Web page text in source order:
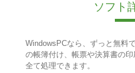
ソフト
WindowsPCなら、ずっと無料
の帳簿付け、帳票や決算書の
全て処理できます。